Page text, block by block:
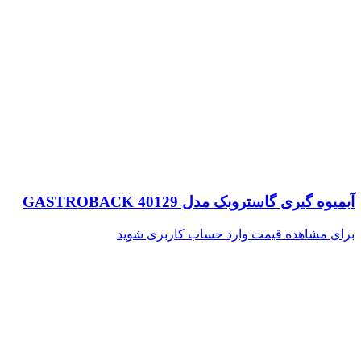
آبمیوه گیری گاستروبک مدل GASTROBACK 40129
برای مشاهده قیمت وارد حساب کاربری شوید